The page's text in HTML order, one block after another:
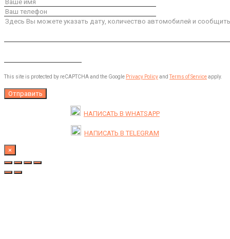
This site is protected by reCAPTCHA and the Google Privacy PolicyandTerms of Serviceapply.
НАПИСАТЬ В WHATSAPP
НАПИСАТЬ ВTELEGRAM
×